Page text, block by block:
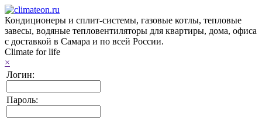
Кондиционеры и сплит-системы, газовые котлы, тепловые
завесы, водяные тепловентиляторы для квартиры, дома, офиса
с доставкой в Самара и по всей России.
Climate for life
×
Логин:
Пароль: